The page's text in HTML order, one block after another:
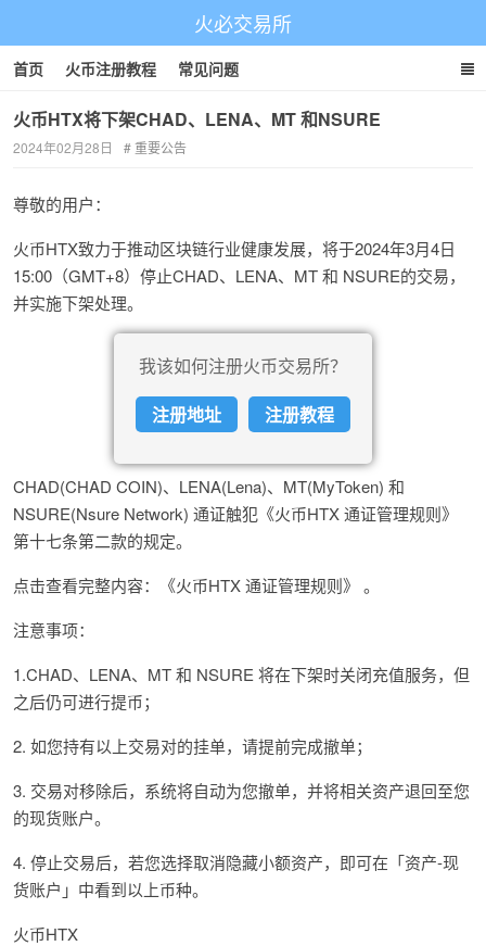
火必交易所
首页 火币注册教程 常见问题
火币HTX将下架CHAD、LENA、MT 和NSURE
2024年02月28日 重要公告
尊敬的用户：
火币HTX致力于推动区块链行业健康发展，将于2024年3月4日
15:00（GMT+8）停止CHAD、LENA、MT 和 NSURE的交易，
并实施下架处理。
我该如何注册火币交易所？
注册地址
注册教程
CHAD(CHAD COIN)、LENA(Lena)、MT(MyToken) 和
NSURE(Nsure Network) 通证触犯《火币HTX 通证管理规则》
第十七条第二款的规定。
点击查看完整内容：《火币HTX 通证管理规则》 。
注意事项：
1.CHAD、LENA、MT 和 NSURE 将在下架时关闭充值服务，但
之后仍可进行提币；
2. 如您持有以上交易对的挂单，请提前完成撤单；
3. 交易对移除后，系统将自动为您撤单，并将相关资产退回至您
的现货账户。
4. 停止交易后，若您选择取消隐藏小额资产，即可在「资产-现
货账户」中看到以上币种。
火币HTX